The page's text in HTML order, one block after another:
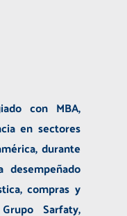
con MBA,
en sectores
durante
compras y
Sarfaty,